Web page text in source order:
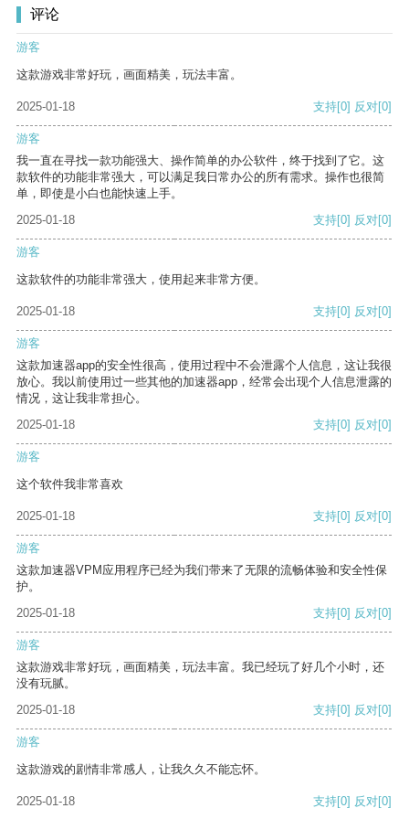
评论
游客
这款游戏非常好玩，画面精美，玩法丰富。
2025-01-18 支持[0] 反对[0]
游客
我一直在寻找一款功能强大、操作简单的办公软件，终于找到了它。这
款软件的功能非常强大，可以满足我日常办公的所有需求。操作也很简
单，即使是小白也能快速上手。
2025-01-18
支持[0] 反对[0]
游客
这款软件的功能非常强大，使用起来非常方便。
2025-01-18 支持[0] 反对[0]
游客
这款加速器app的安全性很高，使用过程中不会泄露个人信息，这让我很
放心。我以前使用过一些其他的加速器app，经常会出现个人信息泄露的
情况，这让我非常担心。
2025-01-18
支持[0] 反对[0]
游客
这个软件我非常喜欢
2025-01-18 支持[0] 反对[0]
游客
这款加速器VPM应用程序已经为我们带来了无限的流畅体验和安全性保
护。
2025-01-18
支持[0] 反对[0]
游客
这款游戏非常好玩，画面精美，玩法丰富。我已经玩了好几个小时，还
没有玩腻。
2025-01-18
支持[0] 反对[0]
游客
这款游戏的剧情非常感人，让我久久不能忘怀。
2025-01-18 支持[0] 反对[0]